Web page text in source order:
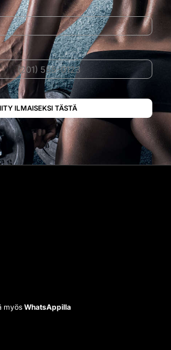
myös WhatsAppilla